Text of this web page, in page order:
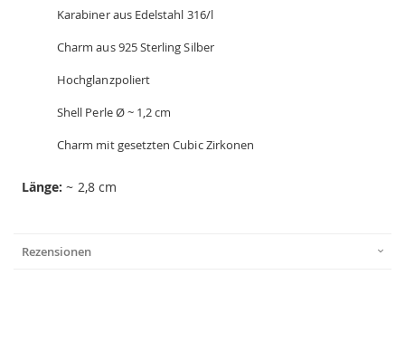
Karabiner aus Edelstahl 316/l
Charm aus 925 Sterling Silber
Hochglanzpoliert
Shell Perle Ø ~ 1,2 cm
Charm mit gesetzten Cubic Zirkonen
Länge: ~ 2,8 cm
Rezensionen